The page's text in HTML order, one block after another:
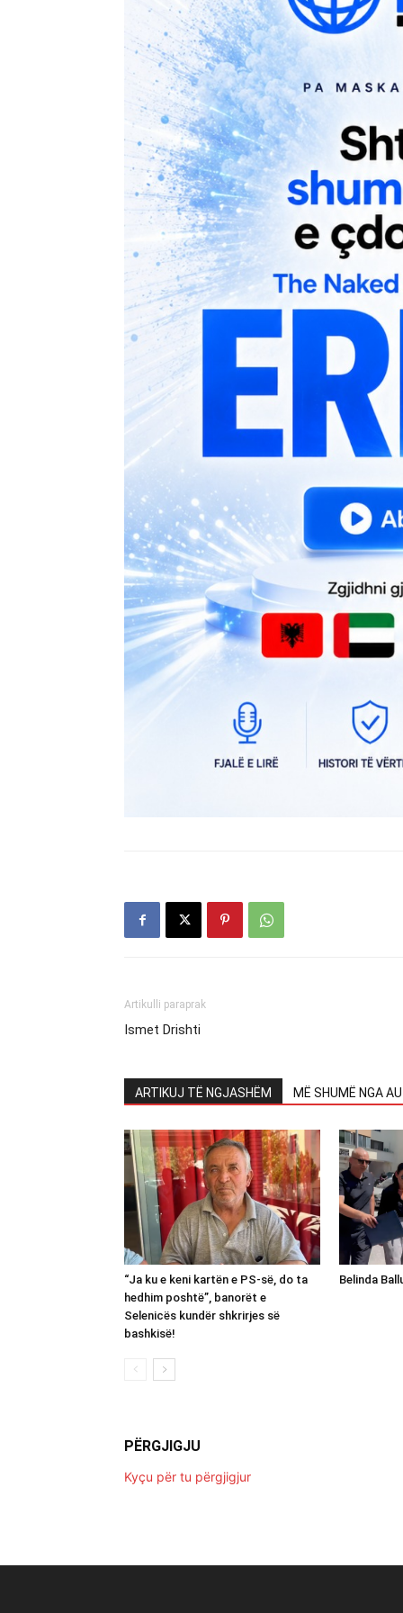
Artikulli paraprak
Ismet Drishti
ARTIKUJ TË NGJASHËM MË SHUMË NGA
“Ja ku e keni kartën e PS-së, do ta
hedhim poshtë”, banorët e
Selenicës kundër shkrirjes së
bashkisë!
Belinda
PËRGJIGJU
Kyçu për tu përgjigjur